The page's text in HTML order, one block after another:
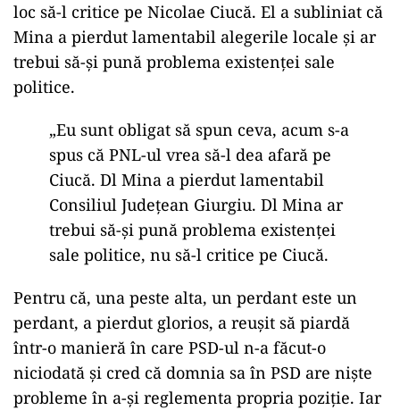
loc să-l critice pe Nicolae Ciucă. El a subliniat că
Mina a pierdut lamentabil alegerile locale și ar
trebui să-și pună problema existenței sale
politice.
„Eu sunt obligat să spun ceva, acum s-a
spus că PNL-ul vrea să-l dea afară pe
Ciucă. Dl Mina a pierdut lamentabil
Consiliul Județean Giurgiu. Dl Mina ar
trebui să-și pună problema existenței
sale politice, nu să-l critice pe Ciucă.
Pentru că, una peste alta, un perdant este un
perdant, a pierdut glorios, a reușit să piardă
într-o manieră în care PSD-ul n-a făcut-o
niciodată și cred că domnia sa în PSD are niște
probleme în a-și reglementa propria poziție. Iar